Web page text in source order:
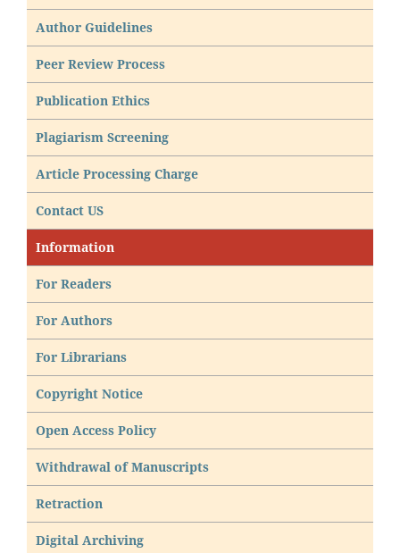
Author Guidelines
Peer Review Process
Publication Ethics
Plagiarism Screening
Article Processing Charge
Contact US
Information
For Readers
For Authors
For Librarians
Copyright Notice
Open Access Policy
Withdrawal of Manuscripts
Retraction
Digital Archiving